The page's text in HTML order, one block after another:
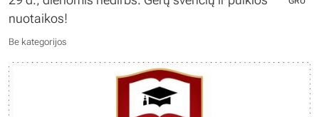
nuotaikos!
Be kategorijos